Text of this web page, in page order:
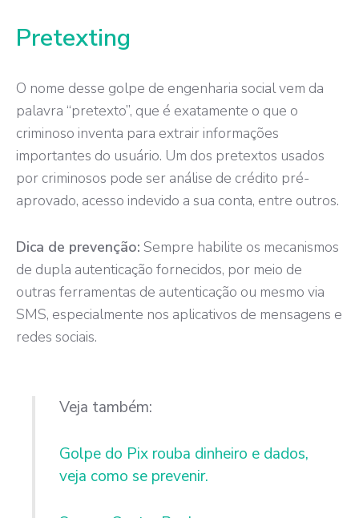
Pretexting
O nome desse golpe de engenharia social vem da
palavra “pretexto”, que é exatamente o que o
criminoso inventa para extrair informações
importantes do usuário. Um dos pretextos usados
por criminosos pode ser análise de crédito pré-
aprovado, acesso indevido a sua conta, entre outros.
Dica de prevenção: Sempre habilite os mecanismos
de dupla autenticação fornecidos, por meio de
outras ferramentas de autenticação ou mesmo via
SMS, especialmente nos aplicativos de mensagens e
redes sociais.
Veja também:
Golpe do Pix rouba dinheiro e dados,
veja como se prevenir.